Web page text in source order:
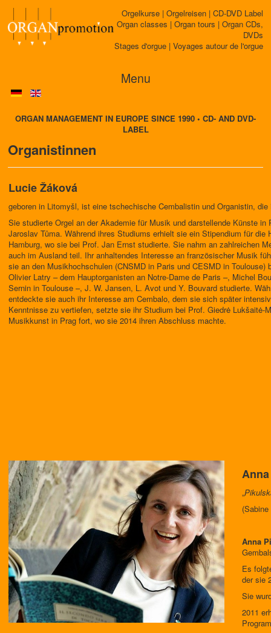
Orgelkurse | Orgelreisen | CD-DVD Label
Organ classes | Organ tours | Organ CDs,
DVDs
Stages d'orgue | Voyages autour de l'orgue
Menu
ORGAN MANAGEMENT IN EUROPE SINCE 1990 • CD- AND DVD-
LABEL
Organistinnen
Lucie Žáková
geboren in Litomyšl, ist eine tschechische Cembalistin und Organistin,
Sie studierte Orgel an der Akademie für Musik und darstellende Künste in
Jaroslav Tůma. Während ihres Studiums erhielt sie ein Stipendium für die
Hamburg, wo sie bei Prof. Jan Ernst studierte. Sie nahm an zahlreichen
auch im Ausland teil. Ihr anhaltendes Interesse an französischer Musik
sie an den Musikhochschulen (CNSMD in Paris und CESMD in Toulouse)
Olivier Latry – dem Hauptorganisten an Notre-Dame de Paris –, Michel
Sernin in Toulouse –, J. W. Jansen, L. Avot und Y. Bouvard studierte.
entdeckte sie auch ihr Interesse am Cembalo, dem sie sich später
Kenntnisse zu vertiefen, setzte sie ihr Studium bei Prof. Giedrė Lukšaitė-
Musikkunst in Prag fort, wo sie 2014 ihren Abschluss machte.
„
Anna
Es
der sie
Sie
2011